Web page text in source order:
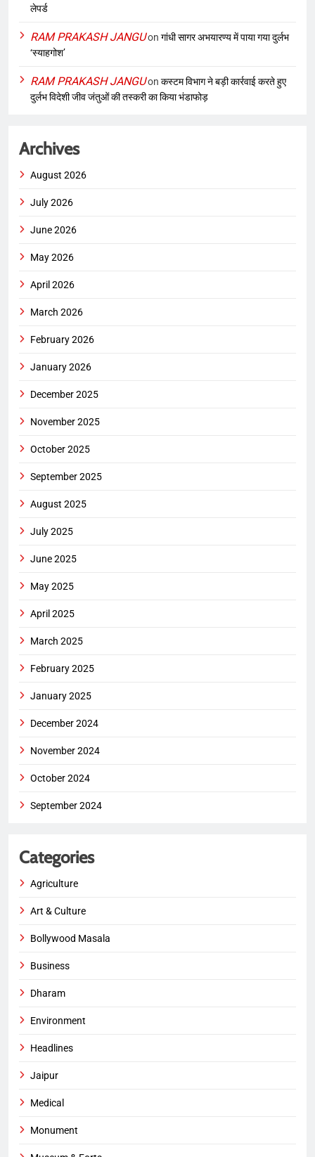
लेपर्ड
RAM PRAKASH JANGUon गांधी सागर अभयारण्य में पाया गया दुर्लभ
‘स्याहगोश’
RAM PRAKASH JANGUon कस्टम विभाग ने बड़ी कार्रवाई करते हुए
दुर्लभ विदेशी जीव जंतुओं की तस्करी का किया भंडाफोड़
Archives
August 2026
July 2026
June 2026
May 2026
April 2026
March 2026
February 2026
January 2026
December 2025
November 2025
October 2025
September 2025
August 2025
July 2025
June 2025
May 2025
April 2025
March 2025
February 2025
January 2025
December 2024
November 2024
October 2024
September 2024
Categories
Agriculture
Art & Culture
Bollywood Masala
Business
Dharam
Environment
Headlines
Jaipur
Medical
Monument